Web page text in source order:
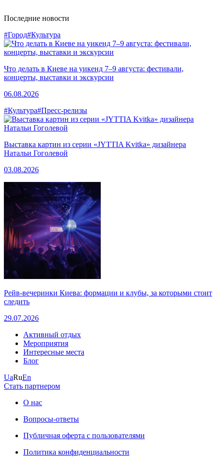
Последние новости
#Город#Культура
Что делать в Киеве на уикенд 7–9 августа: фестивали,
концерты, выставки и экскурсии
06.08.2026
#Культура#Пресс-релизы
Выставка картин из серии «JYTTIA Kvitka» дизайнера
Натальи Гоголевой
03.08.2026
Рейв-вечеринки Киева: формации и клубы, за которыми стоит
следить
29.07.2026
Активный отдых
Мероприятия
Интересные места
Блог
UaRuEn
Стать партнером
О нас
Вопросы-ответы
Публичная оферта с пользователями
Политика конфиденциальности